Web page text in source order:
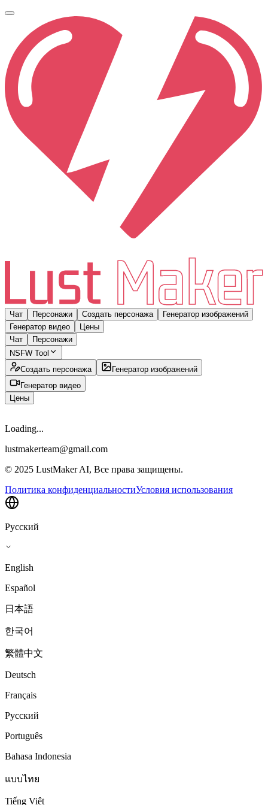
Чат Персонажи Создать персонажа
Генератор изображений
Генератор видео
Цены
Чат
Персонажи
NSFW Tool
Создать персонажа
Генератор изображений
Генератор видео
Цены
Loading...
lustmakerteam@gmail.com
© 2025 LustMaker AI, Все права защищены.
Политика конфиденциальностиУсловия использования
Русский
English
Español
日本語
한국어
繁體中文
Deutsch
Français
Русский
Português
Bahasa Indonesia
แบบไทย
Tiếng Việt